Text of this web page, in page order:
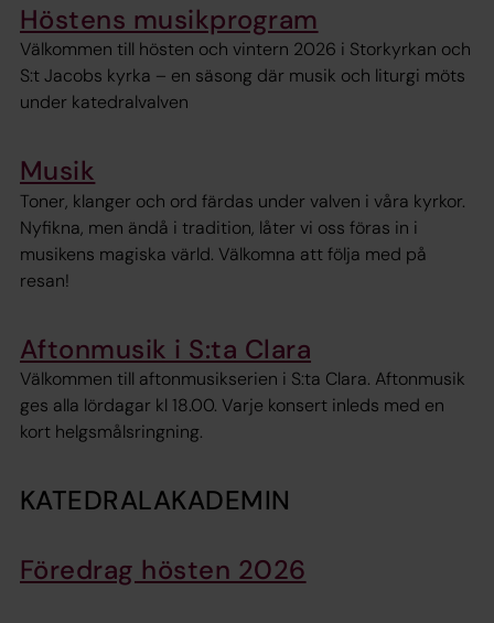
Höstens musikprogram
Välkommen till hösten och vintern 2026 i Storkyrkan och
S:t Jacobs kyrka – en säsong där musik och liturgi möts
under katedralvalven
Musik
Toner, klanger och ord färdas under valven i våra kyrkor.
Nyfikna, men ändå i tradition, låter vi oss föras in i
musikens magiska värld. Välkomna att följa med på
resan!
Aftonmusik i S:ta Clara
Välkommen till aftonmusikserien i S:ta Clara. Aftonmusik
ges alla lördagar kl 18.00. Varje konsert inleds med en
kort helgsmålsringning.
KATEDRALAKADEMIN
Föredrag hösten 2026